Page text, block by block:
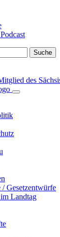
des
/ Gesetzentwürfe
Landtag